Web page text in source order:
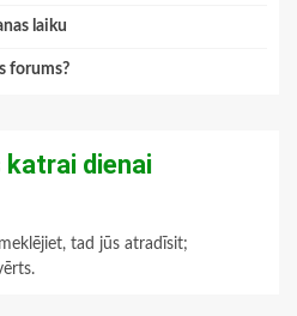
laiku
forums?
katrai dienai
tad jūs atradīsit;